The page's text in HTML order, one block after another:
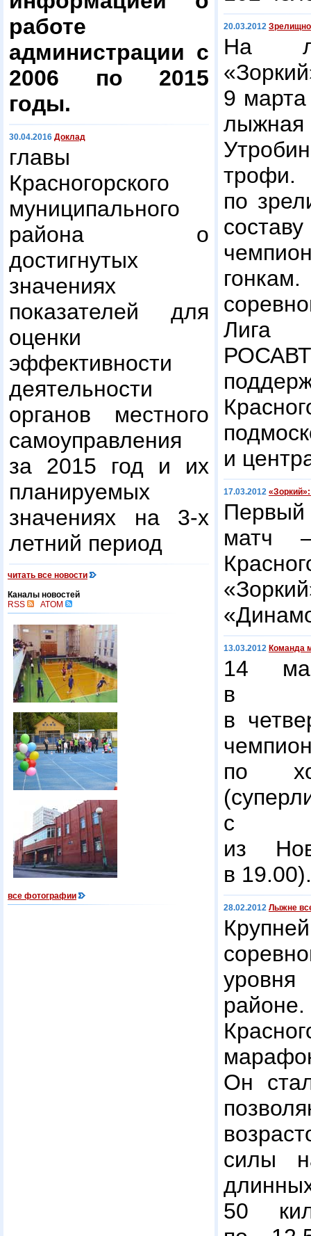
работе
администрации с
2006 по 2015
годы.
30.04.2016 Доклад
главы
Красногорского
муниципального
района о
достигнутых
значениях
показателей для
оценки
эффективности
деятельности
органов местного
самоуправления
за 2015 год и их
планируемых
значениях на 3-х
летний период
читать все новости
Каналы новостей
RSS
ATOM
все фотографии
20.03.2012 Зрелищно
На
9
трофи.
по
Лига
и
17.03.2012
матч
13.03.2012 Команда
14
в
в
по
с
из
в 19.00).
28.02.2012 Лыжне
Он
силы
50